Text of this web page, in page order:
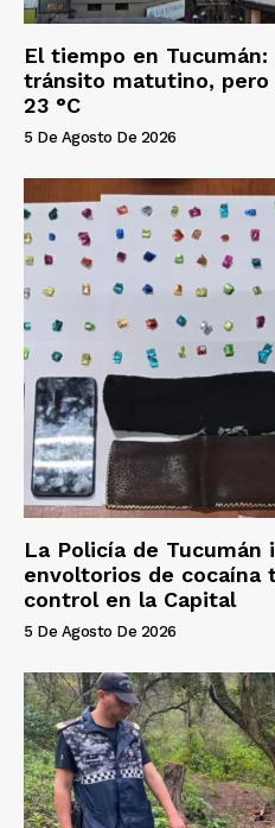
El tiempo en
tránsito matutino, pero
23 °C
5 De Agosto De 2026
La Policía de Tucumán
envoltorios de cocaína
control en la Capital
5 De Agosto De 2026